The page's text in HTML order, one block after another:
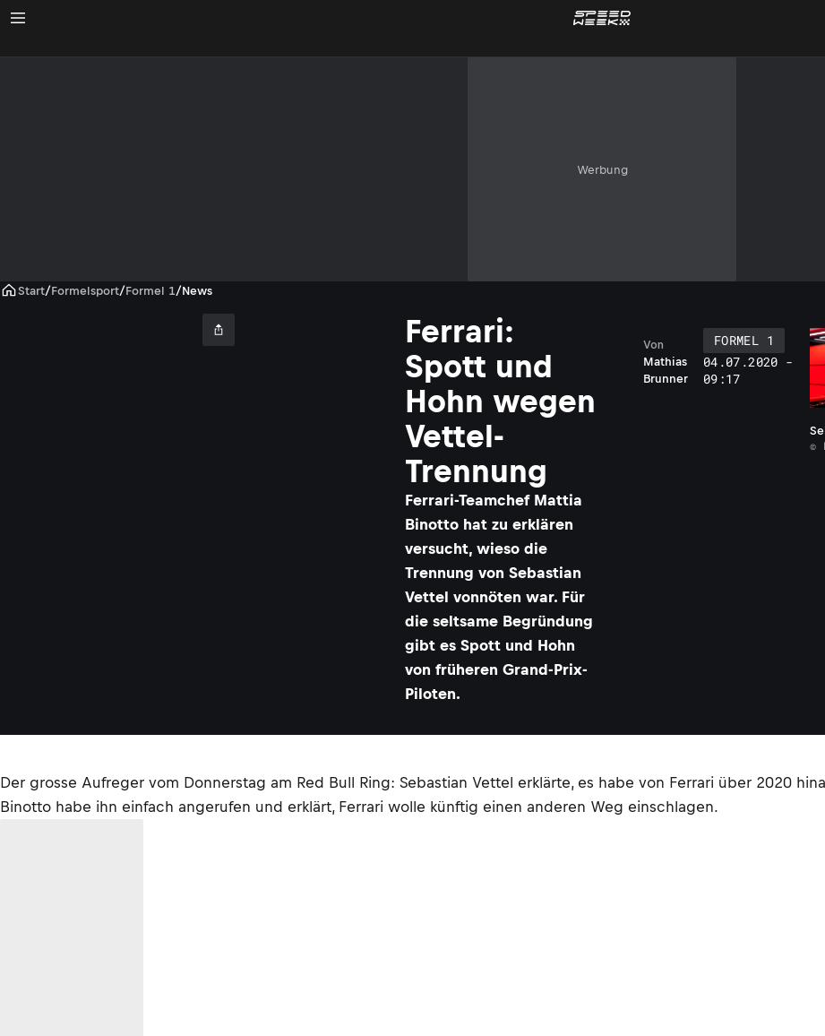
Werbung
Start/Formelsport/Formel 1/News
Ferrari:
Spott und
Hohn wegen
Vettel-
Trennung
​Ferrari-Teamchef Mattia
Binotto hat zu erklären
versucht, wieso die
Trennung von Sebastian
Vettel vonnöten war. Für
die seltsame Begründung
gibt es Spott und Hohn
von früheren Grand-Prix-
Piloten.
Mathias
Brunner
Von
FORMEL 1
04.07.2020 -
09:17
©
Der grosse Aufreger vom Donnerstag am Red Bull Ring: Sebastian Vettel erklärte, es habe von Ferrari über 2020
Binotto habe ihn einfach angerufen und erklärt, Ferrari wolle künftig einen anderen Weg einschlagen.